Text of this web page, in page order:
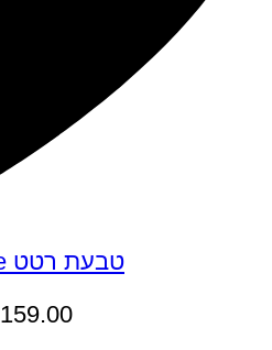
טבעת רטט Heloise
159.00